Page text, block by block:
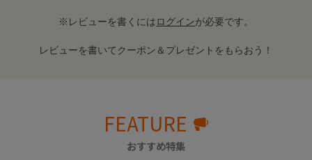
※レビューを書くにはログインが必要です。
レビューを書いてクーポン＆プレゼントをもらおう！
FEATURE
おすすめ特集